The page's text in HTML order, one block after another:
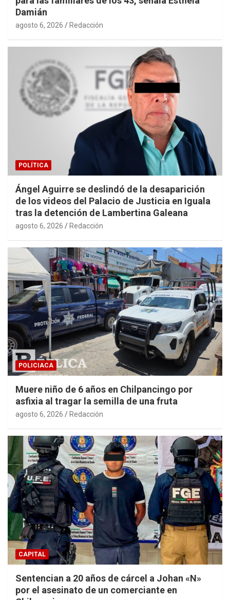
Damián
agosto 6, 2026 Redacción
POLÍTICA
Ángel Aguirre se deslindó de la desaparición
de los videos del Palacio de Justicia en Iguala
tras la detención de Lambertina Galeana
agosto 6, 2026 Redacción
POLICIACA
Muere niño de 6 años en Chilpancingo por
asfixia al tragar la semilla de una fruta
agosto 6, 2026 Redacción
CAPITAL
Sentencian a 20 años de cárcel a Johan «N»
por el asesinato de un comerciante en